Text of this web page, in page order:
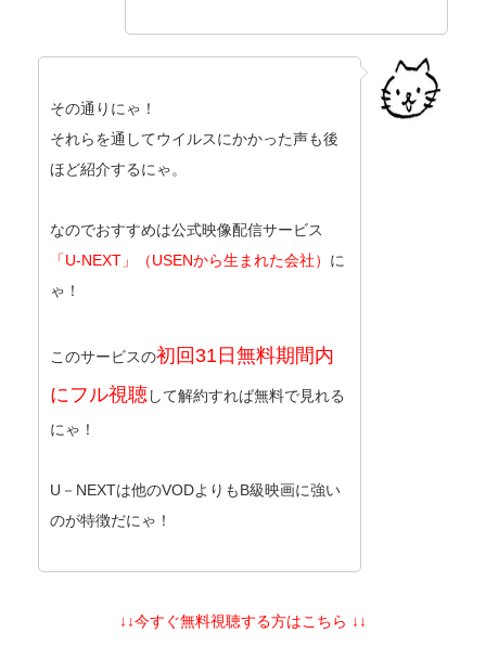
その通りにゃ！
それらを通してウイルスにかかった声も後
ほど紹介するにゃ。
なのでおすすめは公式映像配信サービス
「U-NEXT」（USENから生まれた会社） に
ゃ！
このサービスの初回31日無料期間内
にフル視聴して解約すれば無料で見れる
にゃ！
U－NEXTは他のVODよりもB級映画に強い
のが特徴だにゃ！
↓↓今すぐ無料視聴する方はこちら ↓↓